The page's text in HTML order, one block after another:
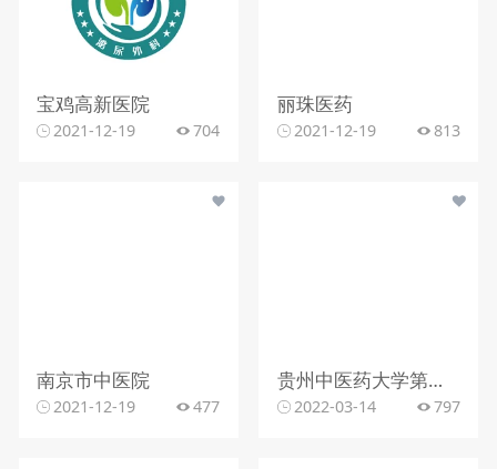
宝鸡高新医院
2021-12-19 704
丽珠医药
2021-12-19 813
南京市中医院
2021-12-19 477
贵州中医药大学第一附属医院神经内科
2022-03-14 797